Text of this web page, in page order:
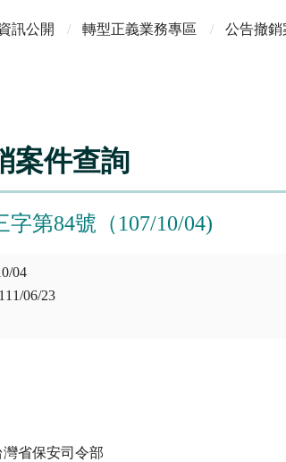
訊公開 轉型正義業務專區 公告撤銷
案件查詢
字第84號（107/10/04)
04
111/06/23
省保安司令部